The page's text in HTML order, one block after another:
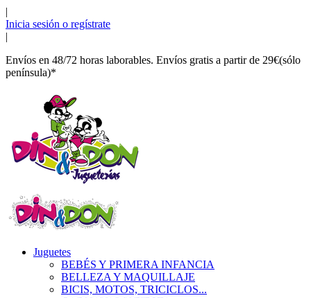
|
Inicia sesión o regístrate
|
Envíos en 48/72 horas laborables. Envíos gratis a partir de 29€(sólo
península)*
Juguetes
BEBÉS Y PRIMERA INFANCIA
BELLEZA Y MAQUILLAJE
BICIS, MOTOS, TRICICLOS...